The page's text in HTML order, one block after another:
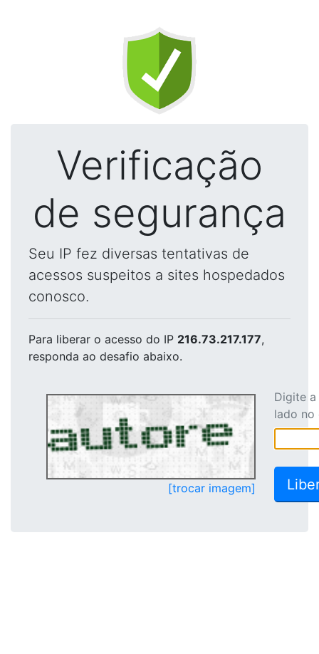
Verificação
de segurança
Seu IP fez diversas tentativas de
acessos suspeitos a sites hospedados
conosco.
Para liberar o acesso do IP 216.73.217.177,
responda ao desafio abaixo.
[trocar imagem]
Digite
lado no